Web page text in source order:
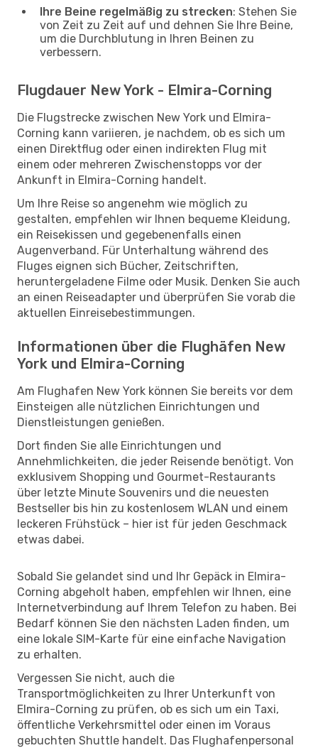
Ihre Beine regelmäßig zu strecken: Stehen Sie
von Zeit zu Zeit auf und dehnen Sie Ihre Beine,
um die Durchblutung in Ihren Beinen zu
verbessern.
Flugdauer New York - Elmira-Corning
Die Flugstrecke zwischen New York und Elmira-
Corning kann variieren, je nachdem, ob es sich um
einen Direktflug oder einen indirekten Flug mit
einem oder mehreren Zwischenstopps vor der
Ankunft in Elmira-Corning handelt.
Um Ihre Reise so angenehm wie möglich zu
gestalten, empfehlen wir Ihnen bequeme Kleidung,
ein Reisekissen und gegebenenfalls einen
Augenverband. Für Unterhaltung während des
Fluges eignen sich Bücher, Zeitschriften,
heruntergeladene Filme oder Musik. Denken Sie auch
an einen Reiseadapter und überprüfen Sie vorab die
aktuellen Einreisebestimmungen.
Informationen über die Flughäfen New
York und Elmira-Corning
Am Flughafen New York können Sie bereits vor dem
Einsteigen alle nützlichen Einrichtungen und
Dienstleistungen genießen.
Dort finden Sie alle Einrichtungen und
Annehmlichkeiten, die jeder Reisende benötigt. Von
exklusivem Shopping und Gourmet-Restaurants
über letzte Minute Souvenirs und die neuesten
Bestseller bis hin zu kostenlosem WLAN und einem
leckeren Frühstück – hier ist für jeden Geschmack
etwas dabei.
Sobald Sie gelandet sind und Ihr Gepäck in Elmira-
Corning abgeholt haben, empfehlen wir Ihnen, eine
Internetverbindung auf Ihrem Telefon zu haben. Bei
Bedarf können Sie den nächsten Laden finden, um
eine lokale SIM-Karte für eine einfache Navigation
zu erhalten.
Vergessen Sie nicht, auch die
Transportmöglichkeiten zu Ihrer Unterkunft von
Elmira-Corning zu prüfen, ob es sich um ein Taxi,
öffentliche Verkehrsmittel oder einen im Voraus
gebuchten Shuttle handelt. Das Flughafenpersonal